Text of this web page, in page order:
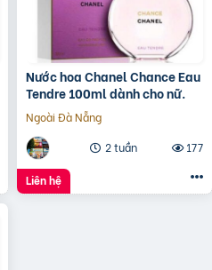
Nước hoa Chanel Chance Eau
Tendre 100ml dành cho nữ.
Ngoài Đà Nẵng
2 tuần
177
Liên hệ